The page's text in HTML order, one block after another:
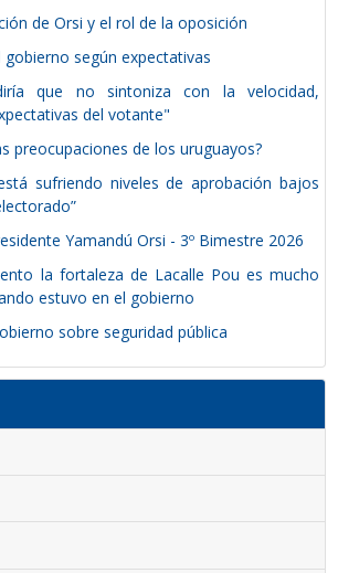
de Orsi y el rol de la oposición
gobierno según expectativas
que no sintoniza con la velocidad,
del votante"
preocupaciones de los uruguayos?
sufriendo niveles de aprobación bajos
Yamandú Orsi - 3º Bimestre 2026
la fortaleza de Lacalle Pou es mucho
estuvo en el gobierno
sobre seguridad pública